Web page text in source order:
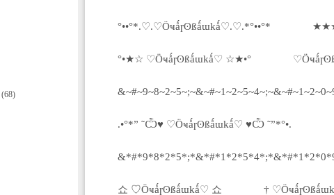
(68)
°••°*.♡.♡Ӧҹǻɼʘßǻɯkǻ♡.♡.*°••°*
°•★☆ ♡Ӧҹǻɼʘßǻɯkǻ♡ ☆★•°
.•°*” ˜Ѽ♥ ♡Ӧҹǻɼʘßǻɯkǻ♡ ♥Ѽ ˜”*°•.
쇼 ♡Ӧҹǻɼʘßǻɯkǻ♡ 쇼 †